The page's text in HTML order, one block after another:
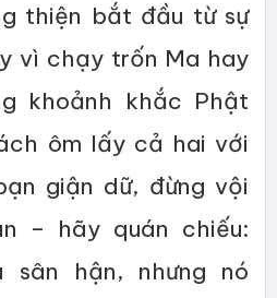
thiện bắt đầu từ sự
vì chạy trốn Ma hay
khoảnh khắc Phật
ôm lấy cả hai với
giận dữ, đừng vội
– hãy quán chiếu:
hận, nhưng nó